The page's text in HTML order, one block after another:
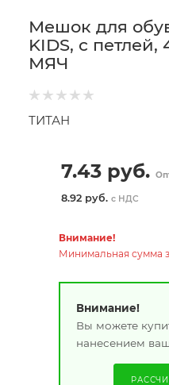
Мешок для
KIDS, с петлей,
МЯЧ
ТИТАН
7.43руб.
8.92 руб. с НДС
Внимание!
Минимальная сумма
Внимание!
Вы можете
нанесением